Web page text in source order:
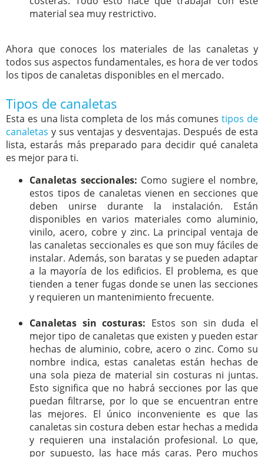
material sea muy restrictivo.
Ahora que conoces los materiales de las canaletas y
todos sus aspectos fundamentales, es hora de ver todos
los tipos de canaletas disponibles en el mercado.
Tipos de canaletas
Esta es una lista completa de los más comunestipos de
canaletas y sus ventajas y desventajas. Después de esta
lista, estarás más preparado para decidir qué canaleta
es mejor para ti.
Canaletas seccionales: Como sugiere el nombre,
estos tipos de canaletas vienen en secciones que
deben unirse durante la instalación. Están
disponibles en varios materiales como aluminio,
vinilo, acero, cobre y zinc. La principal ventaja de
las canaletas seccionales es que son muy fáciles de
instalar. Además, son baratas y se pueden adaptar
a la mayoría de los edificios. El problema, es que
tienden a tener fugas donde se unen las secciones
y requieren un mantenimiento frecuente.
Canaletas sin costuras: Estos son sin duda el
mejor tipo de canaletas que existen y pueden estar
hechas de aluminio, cobre, acero o zinc. Como su
nombre indica, estas canaletas están hechas de
una sola pieza de material sin costuras ni juntas.
Esto significa que no habrá secciones por las que
puedan filtrarse, por lo que se encuentran entre
las mejores. El único inconveniente es que las
canaletas sin costura deben estar hechas a medida
y requieren una instalación profesional. Lo que,
por supuesto, las hace más caras. Pero muchos